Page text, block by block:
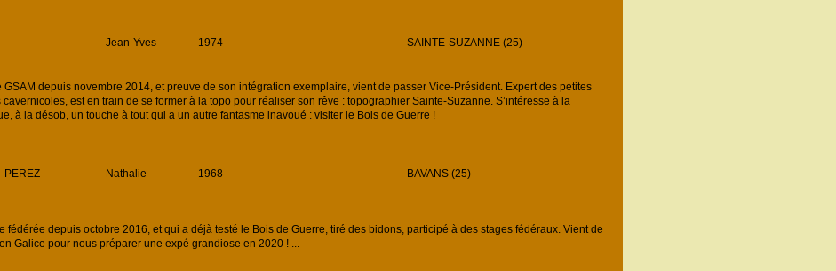
Jean-Yves 1974 SAINTE-SUZANNE (25)
GSAM depuis novembre 2014, et preuve de son intégration exemplaire, vient de passer Vice-Président. Expert des petites
cavernicoles, est en train de se former à la topo pour réaliser son rêve : topographier Sainte-Suzanne. S’intéresse à la
à la désob, un touche à tout qui a un autre fantasme inavoué : visiter le Bois de Guerre !
PEREZ Nathalie 1968 BAVANS (25)
fédérée depuis octobre 2016, et qui a déjà testé le Bois de Guerre, tiré des bidons, participé à des stages fédéraux. Vient de
Galice pour nous préparer une expé grandiose en 2020 ! ...